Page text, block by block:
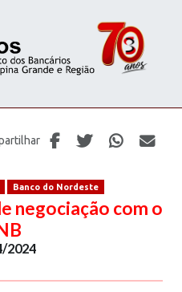
Banco do Nordeste
negociação com o
2024